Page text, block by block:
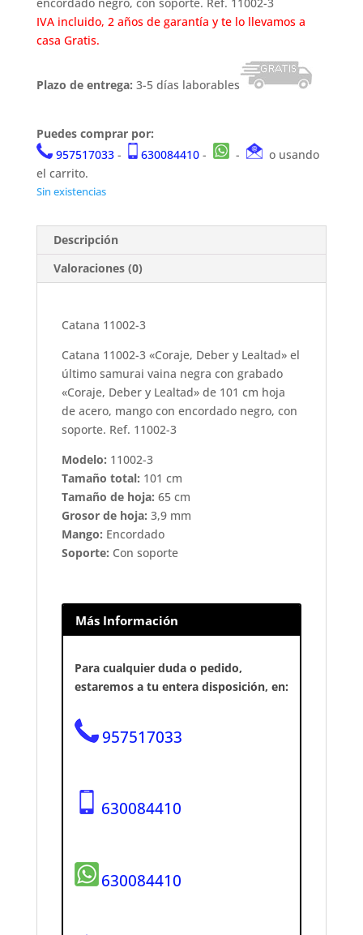
IVA incluido, 2 años de garantía y te lo llevamos a
casa Gratis.
Plazo de entrega: 3-5 días laborables
Puedes comprar por:
957517033- 630084410- -
o usando
el carrito.
Sin existencias
Descripción
Valoraciones (0)
Catana 11002-3
Catana 11002-3 «Coraje, Deber y Lealtad» el
último samurai vaina negra con grabado
«Coraje, Deber y Lealtad» de 101 cm hoja
de acero, mango con encordado negro, con
soporte. Ref. 11002-3
Modelo: 11002-3
Tamaño total: 101 cm
Tamaño de hoja: 65 cm
Grosor de hoja: 3,9 mm
Mango: Encordado
Soporte: Con soporte
Más Información
Para cualquier duda o pedido,
estaremos a tu entera disposición, en:
957517033
630084410
630084410